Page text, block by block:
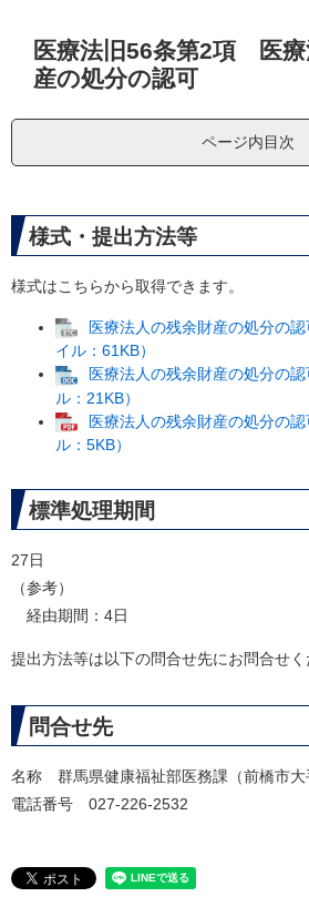
医療法旧56条第2項 医療
産の処分の認可
ページ内目次
様式・提出方法等
様式はこちらから取得できます。
医療法人の残余財産の処分の
イル：61KB）
医療法人の残余財産の処分の
ル：21KB）
医療法人の残余財産の処分の
ル：5KB）
標準処理期間
27日
（参考）
経由期間：4日
提出方法等は以下の問合せ先にお問合せく
問合せ先
名称 群馬県健康福祉部医務課（前橋市大
電話番号 027-226-2532